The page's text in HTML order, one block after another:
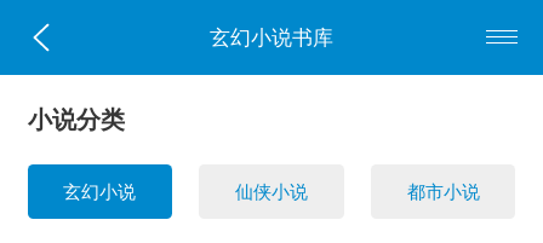
玄幻小说书库
小说分类
玄幻小说 仙侠小说 都市小说